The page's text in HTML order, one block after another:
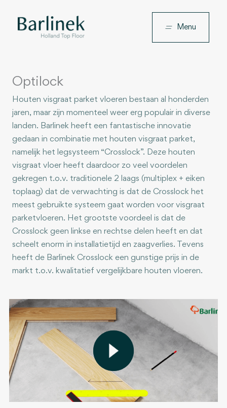
Menu
Optilock
Houten visgraat parket vloeren bestaan al honderden
jaren, maar zijn momenteel weer erg populair in diverse
landen. Barlinek heeft een fantastische innovatie
gedaan in combinatie met houten visgraat parket,
namelijk het legsysteem “Crosslock”. Deze houten
visgraat vloer heeft daardoor zo veel voordelen
gekregen t.o.v. traditionele 2 laags (multiplex + eiken
toplaag) dat de verwachting is dat de Crosslock het
meest gebruikte systeem gaat worden voor visgraat
parketvloeren. Het grootste voordeel is dat de
Crosslock geen linkse en rechtse delen heeft en dat
scheelt enorm in installatietijd en zaagverlies. Tevens
heeft de Barlinek Crosslock een gunstige prijs in de
markt t.o.v. kwalitatief vergelijkbare houten vloeren.